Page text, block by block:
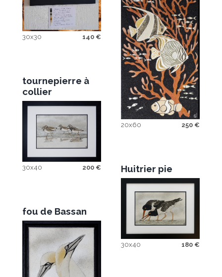
30x30 140€
tournepierre à
collier
30x40 200€
fou de Bassan
20x60 250 €
Huitrier pie
30x40 180 €